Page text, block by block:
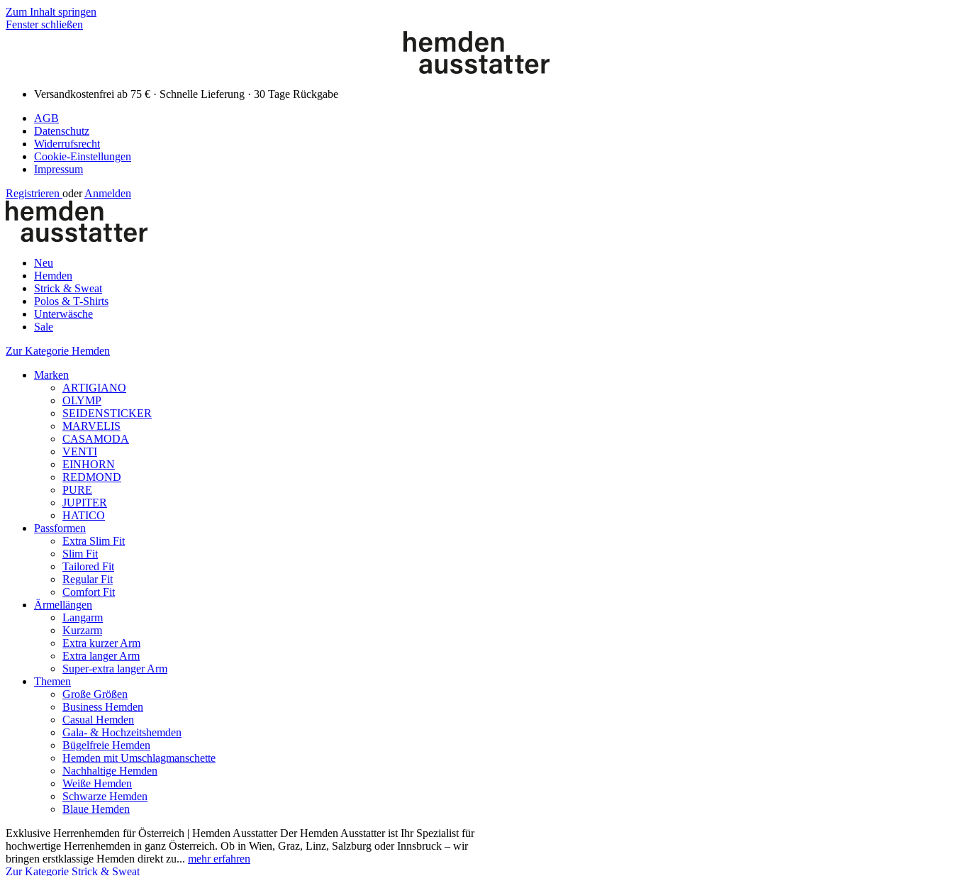
Zum Inhalt springen
Fenster schließen
Versandkostenfrei ab 75 € · Schnelle Lieferung · 30 Tage Rückgabe
AGB
Datenschutz
Widerrufsrecht
Cookie-Einstellungen
Impressum
Registrieren oder Anmelden
Neu
Hemden
Strick & Sweat
Polos & T-Shirts
Unterwäsche
Sale
Zur Kategorie Hemden
Marken
ARTIGIANO
OLYMP
SEIDENSTICKER
MARVELIS
CASAMODA
VENTI
EINHORN
REDMOND
PURE
JUPITER
HATICO
Passformen
Extra Slim Fit
Slim Fit
Tailored Fit
Regular Fit
Comfort Fit
Ärmellängen
Langarm
Kurzarm
Extra kurzer Arm
Extra langer Arm
Super-extra langer Arm
Themen
Große Größen
Business Hemden
Casual Hemden
Gala- & Hochzeitshemden
Bügelfreie Hemden
Hemden mit Umschlagmanschette
Nachhaltige Hemden
Weiße Hemden
Schwarze Hemden
Blaue Hemden
Exklusive Herrenhemden für Österreich | Hemden Ausstatter Der Hemden Ausstatter ist Ihr Spezialist für
hochwertige Herrenhemden in ganz Österreich. Ob in Wien, Graz, Linz, Salzburg oder Innsbruck – wir
bringen erstklassige Hemden direkt zu... mehr erfahren
Zur Kategorie Strick & Sweat